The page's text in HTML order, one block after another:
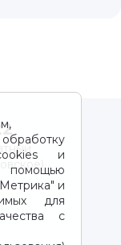
и
помощью
и
для
с